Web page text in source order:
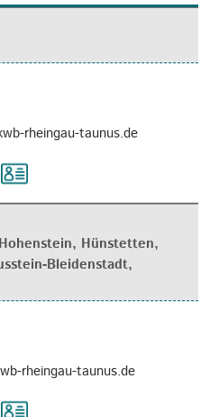
rheingau-taunus.de
Hünstetten,
Bleidenstadt,
rheingau-taunus.de